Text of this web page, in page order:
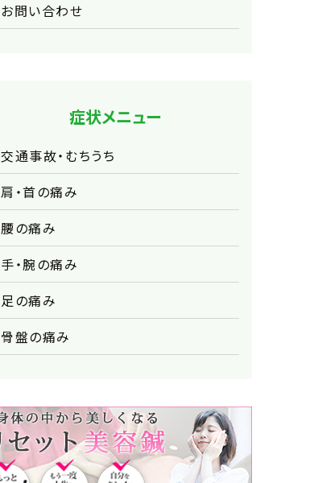
お問い合わせ
症状メニュー
交通事故・むちうち
肩・首の痛み
腰の痛み
手・腕の痛み
足の痛み
骨盤の痛み